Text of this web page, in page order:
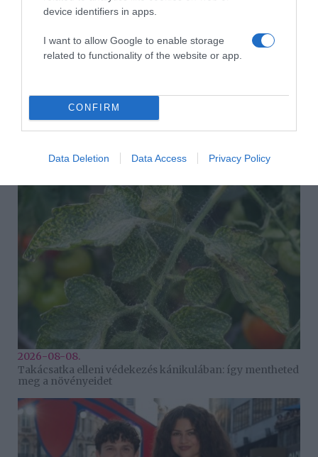
device identifiers in apps.
I want to allow Google to enable storage
related to functionality of the website or app.
CONFIRM
Data Deletion Data Access Privacy Policy
Csökkenti a vérnyomást, és védi a szívet
2026-08-08.
Takácsatka elleni védekezés kánikulában: így mentheted
meg a növényeidet